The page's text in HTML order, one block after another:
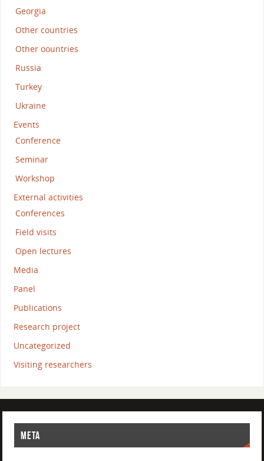
Georgia
Other countries
Other oountries
Russia
Turkey
Ukraine
Events
Conference
Seminar
Workshop
External activities
Conferences
Field visits
Open lectures
Media
Panel
Publications
Research project
Uncategorized
Visiting researchers
META